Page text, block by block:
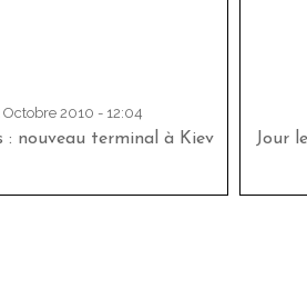
Octobre 2010 - 12:04
: nouveau terminal à Kiev
Jour